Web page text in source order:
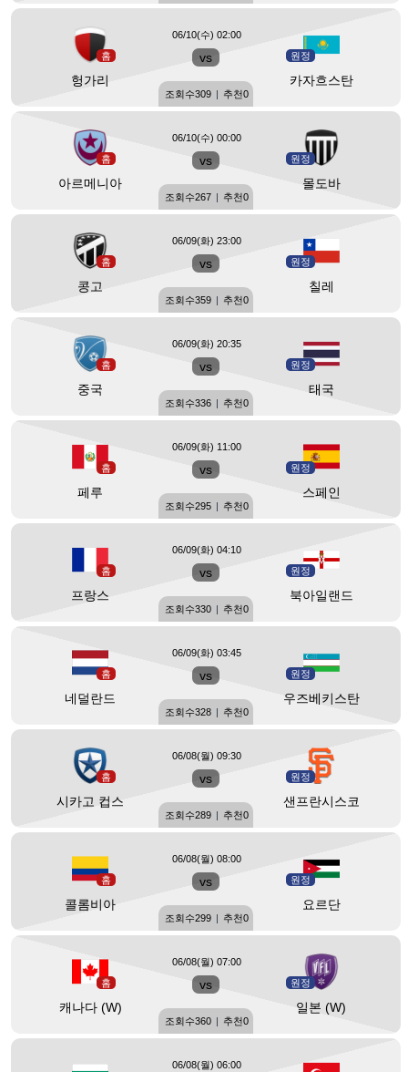
홈
헝가리
vs 원정
카자흐스탄
06/10(수) 02:00
조회수309 | 추천0
홈
아르메니아
vs 원정
몰도바
06/10(수) 00:00
조회수267 | 추천0
홈
콩고
vs 원정
칠레
06/09(화) 23:00
조회수359 | 추천0
홈
중국
vs 원정
태국
06/09(화) 20:35
조회수336 | 추천0
홈
페루
vs 원정
스페인
06/09(화) 11:00
조회수295 | 추천0
홈
프랑스
vs 원정
북아일랜드
06/09(화) 04:10
조회수330 | 추천0
홈
네덜란드
vs 원정
우즈베키스탄
06/09(화) 03:45
조회수328 | 추천0
홈
시카고 컵스
vs 원정
샌프란시스코
06/08(월) 09:30
조회수289 | 추천0
홈
콜롬비아
vs 원정
요르단
06/08(월) 08:00
조회수299 | 추천0
홈
캐나다 (W)
vs 원정
일본 (W)
06/08(월) 07:00
조회수360 | 추천0
06/08(월) 06:00